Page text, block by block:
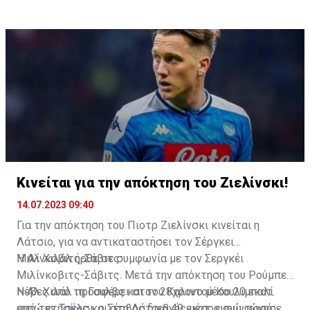
Κινείται για την απόκτηση του Ζιελίνσκι!
14.07.2023 09:40
Για την απόκτηση του Πιοτρ Ζιελίνσκι κινείται η
Λάτσιο, για να αντικαταστήσει τον Σέργκει
Μιλίνκοβιτς-Σάβιτς.
Η Αλ Χιλάλ ήρθε σε συμφωνία με τον Σεργκέι
Μιλίνκοβιτς-Σάβιτς. Μετά την απόκτηση του Ρούμπεν
Νέβες από τη Γουλβς και του Καλιντού Κουλιμπαλί
Η Αλ Χιλάλ προσφέρει στον 28χρονο μέσο 20 εκατ.